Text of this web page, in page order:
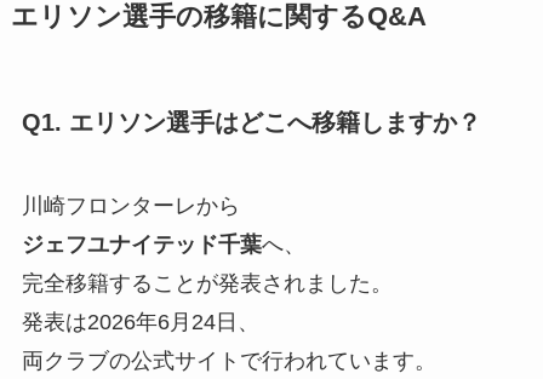
エリソン選手の移籍に関するQ&A
Q1. エリソン選手はどこへ移籍しますか？
川崎フロンターレから
ジェフユナイテッド千葉へ、
完全移籍することが発表されました。
発表は2026年6月24日、
両クラブの公式サイトで行われています。